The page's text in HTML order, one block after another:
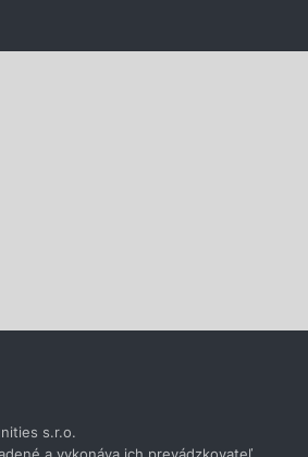
s.r.o.